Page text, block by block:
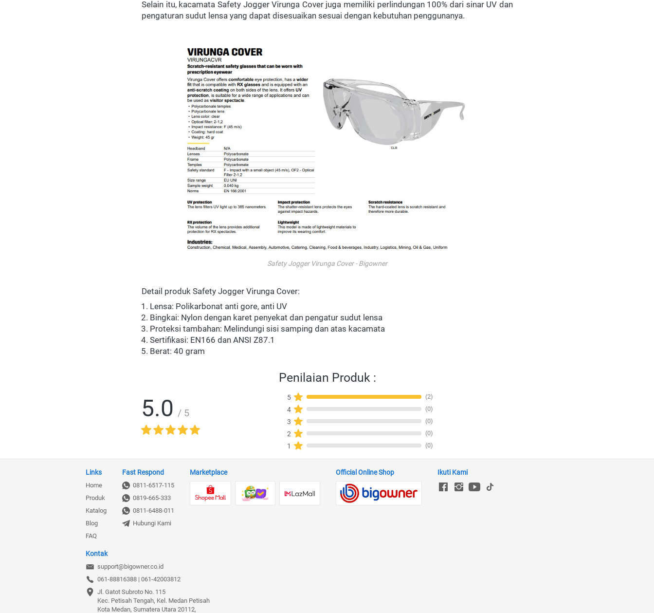
Selain itu, kacamata Safety Jogger Virunga Cover juga memiliki perlindungan 100% dari sinar UV dan
pengaturan sudut lensa yang dapat disesuaikan sesuai dengan kebutuhan penggunanya.
Safety Jogger Virunga Cover - Bigowner
Detail produk Safety Jogger Virunga Cover:
Lensa: Polikarbonat anti gore, anti UV
Bingkai: Nylon dengan karet penyekat dan pengatur sudut lensa
Proteksi tambahan: Melindungi sisi samping dan atas kacamata
Sertifikasi: EN166 dan ANSI Z87.1
Berat: 40 gram
Penilaian Produk :
5.0 / 5
5 (2)
4 (0)
3 (0)
2 (0)
1 (0)
Links
Home
Produk
Katalog
Blog
FAQ
Fast Respond
0811-6517-115
0819-665-333
0811-6488-011
Hubungi Kami
Marketplace Official Online Shop Ikuti Kami
Kontak
support@bigowner.co.id
061-88816388 | 061-42003812
Jl. Gatot Subroto No. 115
Kec. Petisah Tengah, Kel. Medan Petisah
Kota Medan, Sumatera Utara 20112,